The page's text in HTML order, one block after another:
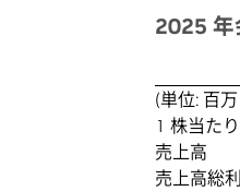
2025 年
(単位: 百
1 株当た
売上高
売上高総